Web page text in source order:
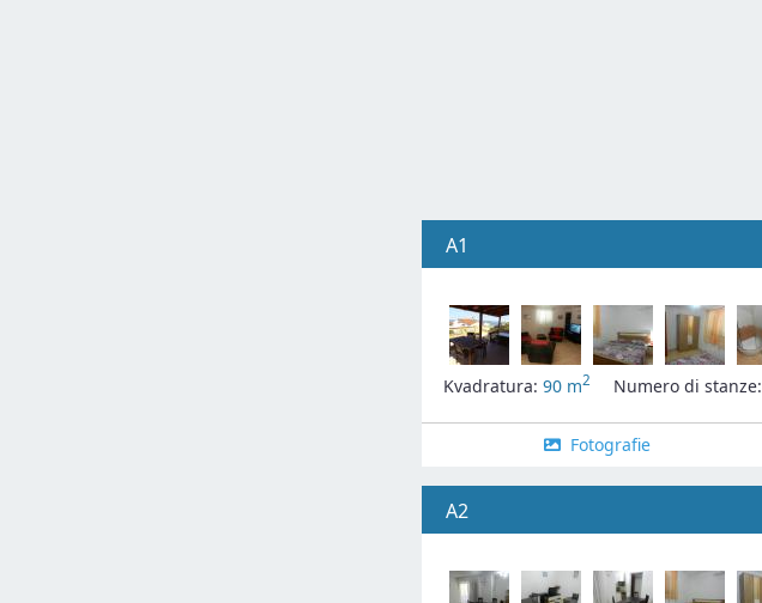
A1
Kvadratura: 90 m2 Numero di stanze:
Fotografie
A2